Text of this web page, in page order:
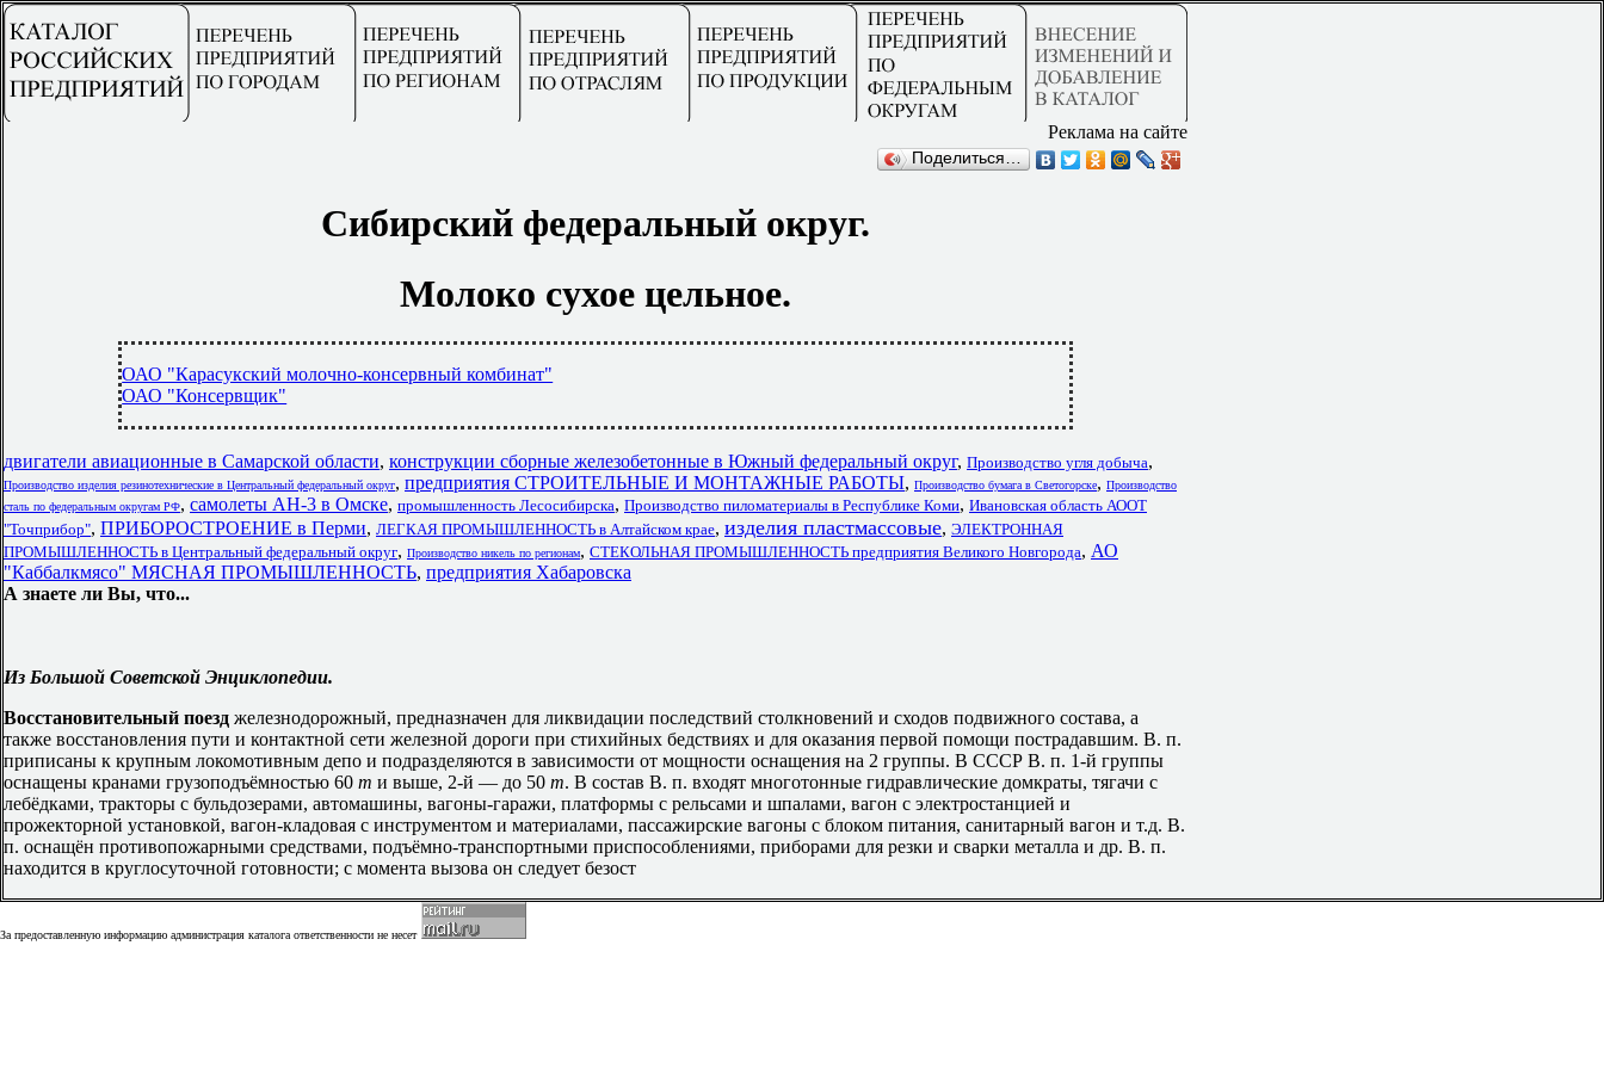
Реклама на сайте
Поделиться…
Сибирский федеральный округ.
Молоко сухое цельное.
ОАО "Карасукский молочно-консервный комбинат"
ОАО "Консервщик"
двигатели авиационные в Самарской области, конструкции сборные железобетонные в Южный федеральный округ, Производство угля добыча,
Производство изделия резинотехнические в Центральный федеральный округ, предприятия СТРОИТЕЛЬНЫЕ И МОНТАЖНЫЕ РАБОТЫ, Производство бумага в Светогорске, Производство
сталь по федеральным округам РФ, самолеты АН-3 в Омске, промышленность Лесосибирска, Производство пиломатериалы в Республике Коми, Ивановская область АООТ
"Точприбор", ПРИБОРОСТРОЕНИЕ в Перми, ЛЕГКАЯ ПРОМЫШЛЕННОСТЬ в Алтайском крае, изделия пластмассовые, ЭЛЕКТРОННАЯ
ПРОМЫШЛЕННОСТЬ в Центральный федеральный округ, Производство никель по регионам, СТЕКОЛЬНАЯ ПРОМЫШЛЕННОСТЬ предприятия Великого Новгорода, АО
"Каббалкмясо" МЯСНАЯ ПРОМЫШЛЕННОСТЬ, предприятия Хабаровска
А знаете ли Вы, что...
Из Большой Советской Энциклопедии.
Восстановительный поезд железнодорожный, предназначен для ликвидации последствий столкновений и сходов подвижного состава, а
также восстановления пути и контактной сети железной дороги при стихийных бедствиях и для оказания первой помощи пострадавшим. В. п.
приписаны к крупным локомотивным депо и подразделяются в зависимости от мощности оснащения на 2 группы. В СССР В. п. 1-й группы
оснащены кранами грузоподъёмностью 60 т и выше, 2-й — до 50 т. В состав В. п. входят многотонные гидравлические домкраты, тягачи с
лебёдками, тракторы с бульдозерами, автомашины, вагоны-гаражи, платформы с рельсами и шпалами, вагон с электростанцией и
прожекторной установкой, вагон-кладовая с инструментом и материалами, пассажирские вагоны с блоком питания, санитарный вагон и т.д. В.
п. оснащён противопожарными средствами, подъёмно-транспортными приспособлениями, приборами для резки и сварки металла и др. В. п.
находится в круглосуточной готовности; с момента вызова он следует безост
За предоставленную информацию администрация каталога ответственности не несет